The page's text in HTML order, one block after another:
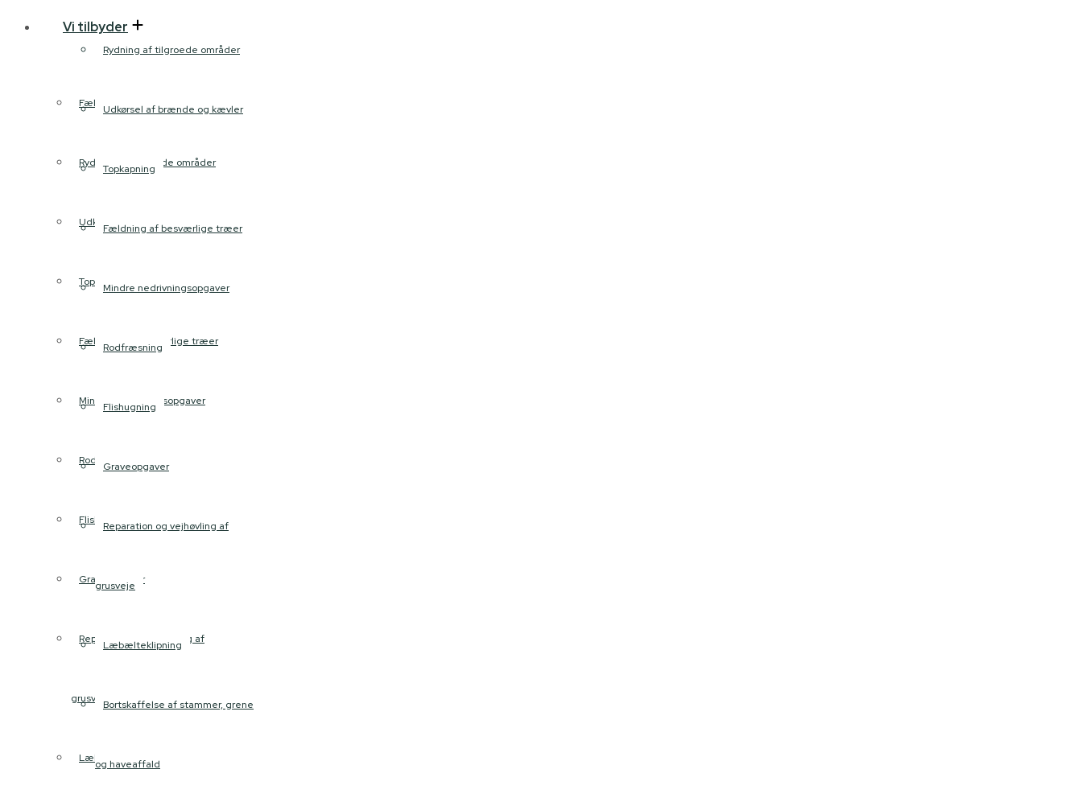
Rydning af tilgroede områder
Udkørsel af brænde og kævler
Topkapning
Fældning af besværlige træer
Mindre nedrivningsopgaver
Rodfræsning
Flishugning
Graveopgaver
Reparation og vejhøvling af
grusveje
Læbælteklipning
Bortskaffelse af stammer, grene
og haveaffald
Vi tilbyder
Fældning og beskæring
Rydning af tilgroede områder
Udkørsel af brænde og kævler
Topkapning
Fældning af besværlige træer
Mindre nedrivningsopgaver
Rodfræsning
Flishugning
Graveopgaver
Reparation og vejhøvling af
grusveje
Læbælteklipning